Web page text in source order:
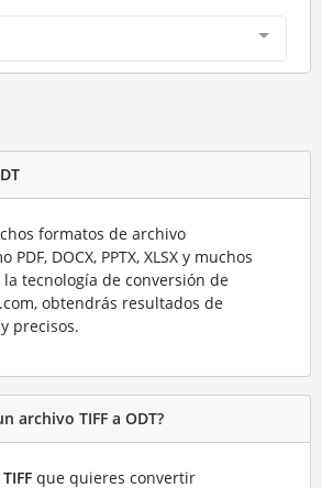
formatos de archivo
DOCX, PPTX, XLSX y muchos
la tecnología de conversión de
obtendrás resultados de
precisos.
archivo TIFF a ODT?
TIFFque quieres convertir